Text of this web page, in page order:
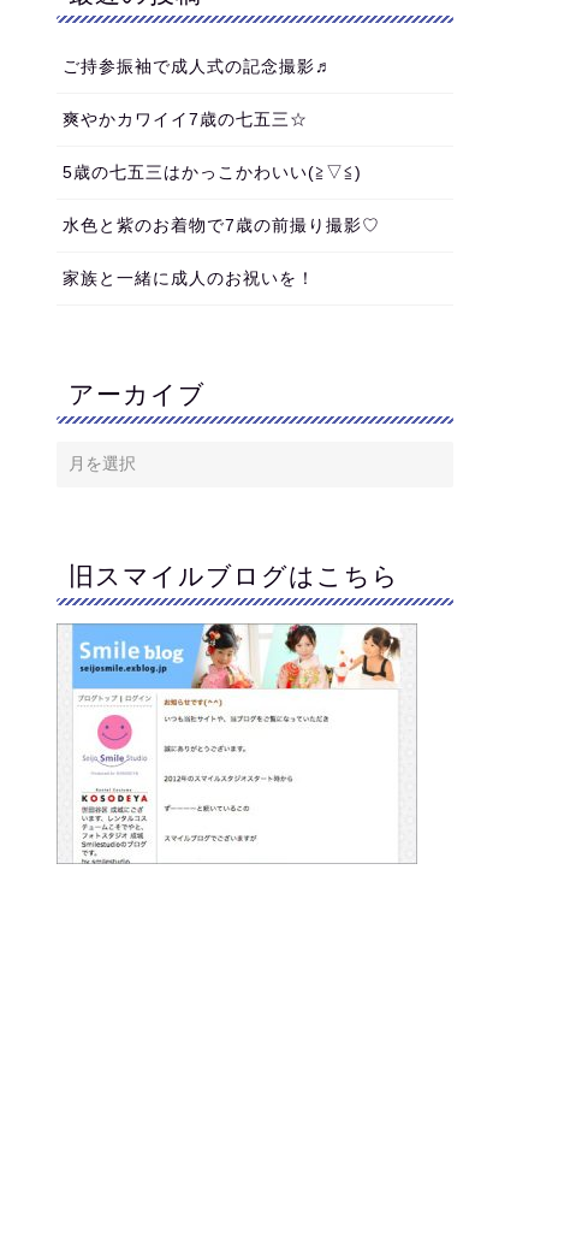
ご持参振袖で成人式の記念撮影♬
爽やかカワイイ7歳の七五三☆
5歳の七五三はかっこかわいい(≧▽≦)
水色と紫のお着物で7歳の前撮り撮影♡
家族と一緒に成人のお祝いを！
アーカイブ
旧スマイルブログはこちら